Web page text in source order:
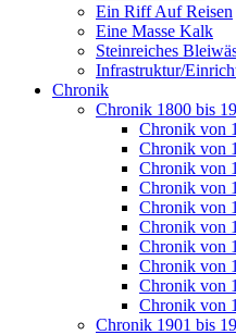
Ein Riff Auf Reisen
Eine Masse Kalk
Steinreiches
Infrastruktur/
Chronik
Chronik 1800 bis
Chronik von
Chronik von
Chronik von
Chronik von
Chronik von
Chronik von
Chronik von
Chronik von
Chronik von
Chronik von
Chronik 1901 bis